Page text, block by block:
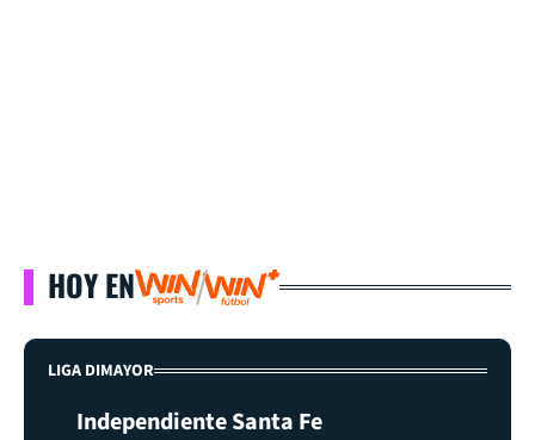
HOY EN
LIGA DIMAYOR
Independiente Santa Fe